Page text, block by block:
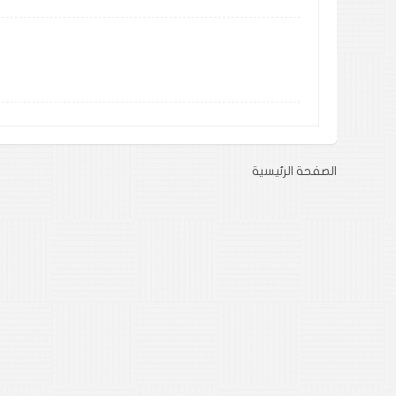
الصفحة الرئيسية